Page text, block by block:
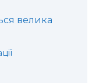
велика